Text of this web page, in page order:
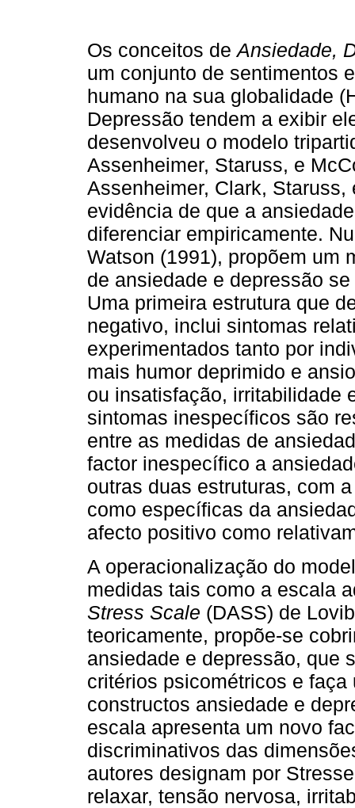
Os conceitos deAnsiedade,
um conjunto de sentimentos
humano na sua globalidade
Depressão tendem a exibir
desenvolveu o modelo
Assenheimer, Staruss, e
Assenheimer, Clark,
evidência de que a
diferenciar empiricamente.
Watson (1991), propõem um
de ansiedade e depressão
Uma primeira estrutura que
negativo, inclui sintomas
experimentados tanto por
mais humor deprimido e
ou insatisfação, irritabilidade
sintomas inespecíficos são
entre as medidas de
factor inespecífico a
outras duas estruturas, com
como específicas da
afecto positivo como
A operacionalização do
medidas tais como a escala
Stress Scale (DASS) de
teoricamente, propõe-se
ansiedade e depressão, que
critérios psicométricos e
constructos ansiedade e
escala apresenta um novo
discriminativos das
autores designam por
relaxar, tensão nervosa,